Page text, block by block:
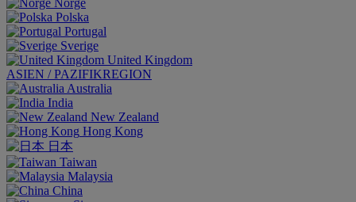
Norge
Polska
Portugal
Sverige
United Kingdom
ASIEN / PAZIFIKREGION
Australia
India
New Zealand
Hong Kong
日本
Taiwan
Malaysia
China